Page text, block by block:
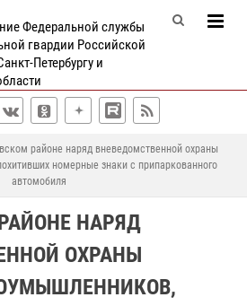
Федеральной службы
гвардии Российской
Петербургу и
районе наряд вневедомственной охраны
номерные знаки с припаркованного
автомобиля
НАРЯД
ОХРАНЫ